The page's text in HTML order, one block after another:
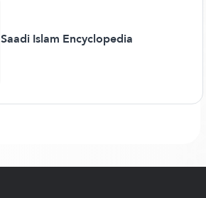
Saadi Islam Encyclopedia